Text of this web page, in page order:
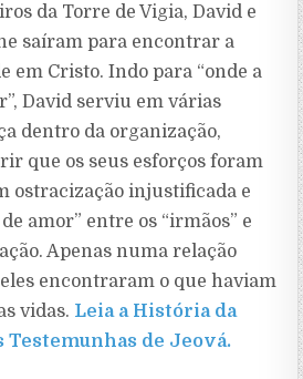
da Torre de Vigia, David e
saíram para encontrar a
em Cristo. Indo para “onde a
David serviu em várias
dentro da organização,
que os seus esforços foram
ostracização injustificada e
amor” entre os “irmãos” e
Apenas numa relação
encontraram o que haviam
vidas. Leia a História da
Testemunhas de Jeová.